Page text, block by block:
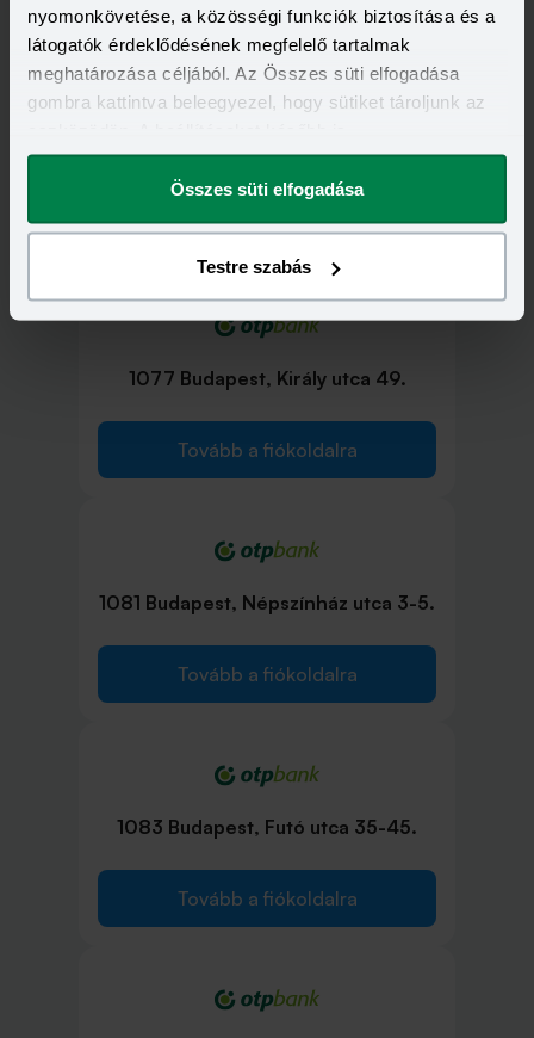
nyomonkövetése, a közösségi funkciók biztosítása és a
látogatók érdeklődésének megfelelő tartalmak
meghatározása céljából. Az Összes süti elfogadása
gombra kattintva beleegyezel, hogy sütiket tároljunk az
megváltoztathatod.
Összes süti elfogadása
Testre szabás
1076 Budapest, Thököly út 4.
Tovább a fiókoldalra
1077 Budapest, Király utca 49.
Tovább a fiókoldalra
1081 Budapest, Népszínház utca 3-5.
Tovább a fiókoldalra
1083 Budapest, Futó utca 35-45.
Tovább a fiókoldalra